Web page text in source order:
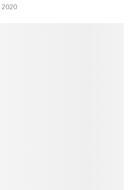
2020